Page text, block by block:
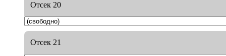
Отсек 20
Отсек 21